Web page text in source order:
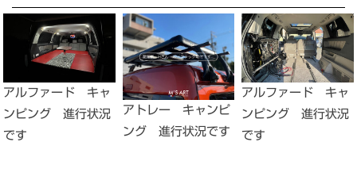
アルファード キャ
ンピング 進行状況
です
アトレー キャンピ
ング 進行状況です
アルファード キャ
ンピング 進行状況
です